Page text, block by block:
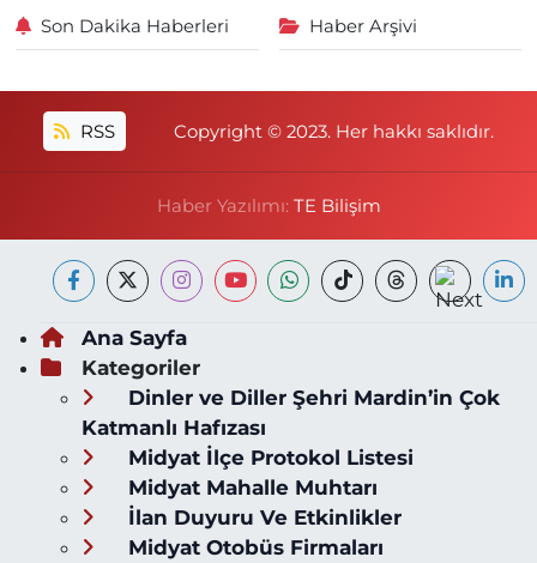
Son Dakika Haberleri Haber Arşivi
RSS Copyright © 2023. Her hakkı saklıdır.
Haber Yazılımı: TE Bilişim
Ana Sayfa
Kategoriler
Dinler ve Diller Şehri Mardin’in Çok
Katmanlı Hafızası
Midyat İlçe Protokol Listesi
Midyat Mahalle Muhtarı
İlan Duyuru Ve Etkinlikler
Midyat Otobüs Firmaları